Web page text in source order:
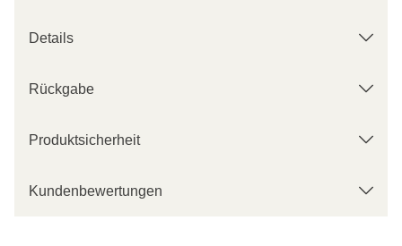
Details
Rückgabe
Produktsicherheit
Kundenbewertungen